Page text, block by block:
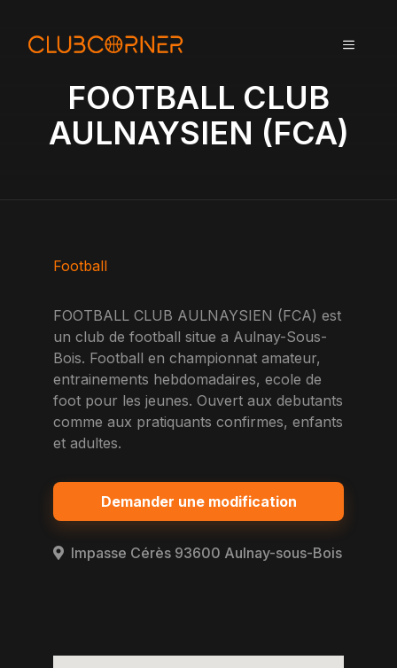
MENU
FOOTBALL CLUB
AULNAYSIEN (FCA)
Football
FOOTBALL CLUB AULNAYSIEN (FCA) est
un club de football situe a Aulnay-Sous-
Bois. Football en championnat amateur,
entrainements hebdomadaires, ecole de
foot pour les jeunes. Ouvert aux debutants
comme aux pratiquants confirmes, enfants
et adultes.
Demander une modification
Impasse Cérès 93600 Aulnay-sous-Bois